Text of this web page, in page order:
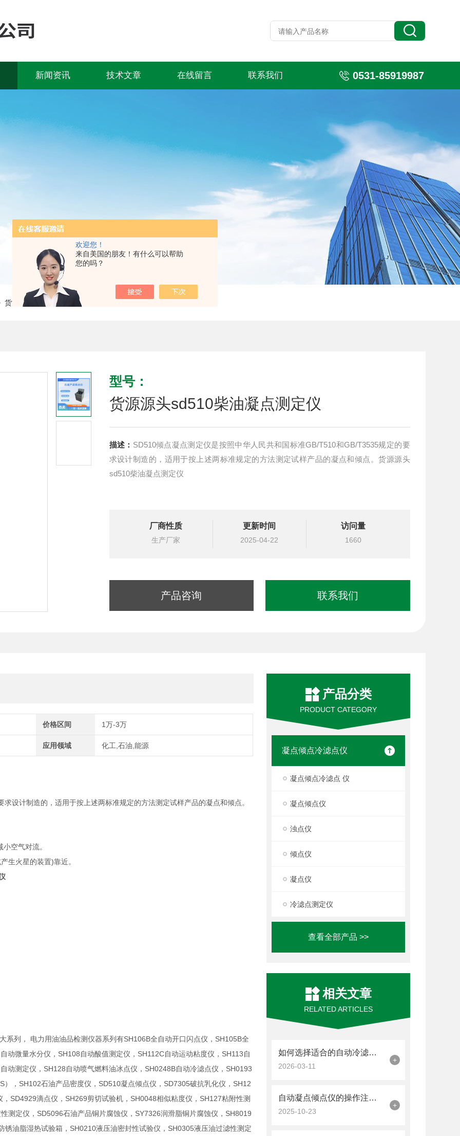
欢迎您！
来自美国的朋友！有什么可以帮助
您的吗？
新闻资讯 技术文章 在线留言 联系我们 0531-85919987
源源头sd510柴油凝点测定仪
型号：
货源源头sd510柴油凝点测定仪
描述： SD510倾点凝点测定仪是按照中华人民共和国标准GB/T510和GB/T3535规定的要
求设计制造的，适用于按上述两标准规定的方法测定试样产品的凝点和倾点。货源源头
sd510柴油凝点测定仪
厂商性质
生产厂家
更新时间
2025-04-22
访问量
1660
产品咨询 联系我们
产品分类
PRODUCT CATEGORY
凝点倾点冷滤点仪
凝点倾点冷滤点 仪
凝点倾点仪
浊点仪
倾点仪
凝点仪
冷滤点测定仪
查看全部产品 >>
相关文章
RELATED ARTICLES
如何选择适合的自动冷滤点测定仪进行燃料分析？
2026-03-11
+
自动凝点倾点仪的操作注意事项与安全保障说明
2025-10-23
+
价格区间 1万-3万
应用领域 化工,石油,能源
求设计制造的，适用于按上述两标准规定的方法测定试样产品的凝点和倾点。
空气对流。
生火星的装置)靠近。
系列， 电力用油油品检测仪器系列有SH106B全自动开口闪点仪， SH105B全
自动微量水分仪， SH108 自动酸值测定仪， SH112C自动运动粘度仪， SH113 自
动测定仪， SH128 自动喷气燃料油冰点仪， SH0248B自动冷滤点仪， SH0193
）， SH102石油产品密度仪， SD510凝点倾点仪， SD7305破抗乳化仪， SH12
SD4929滴点仪， SH269剪切试验机， SH0048相似粘度仪， SH127粘附性测
测定仪， SD5096石油产品铜片腐蚀仪， SY7326润滑脂铜片腐蚀仪， SH8019
锈油脂湿热试验箱， SH0210液压油密封性试验仪， SH0305液压油过滤性测定